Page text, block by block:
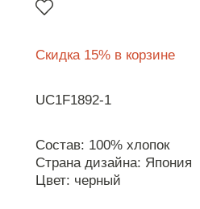
Скидка 15% в корзине
UC1F1892-1
Состав: 100% хлопок
Страна дизайна: Япония
Цвет: черный